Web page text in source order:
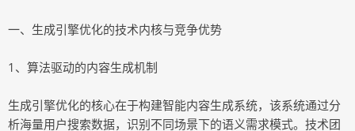
一、生成引擎优化的技术内核与竞争优势
1、算法驱动的内容生成机制
生成引擎优化的核心在于构建智能内容生成系统，该系统通过分
析海量用户搜索数据，识别不同场景下的语义需求模式。技术团